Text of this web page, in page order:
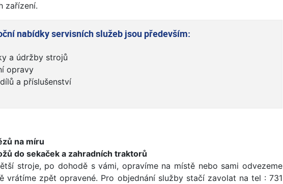
zařízení.
nabídky servisních služeb jsou především:
a údržby strojů
opravy
a příslušenství
na míru
do sekaček a zahradních traktorů
stroje, po dohodě s vámi, opravíme na místě nebo sami odvezeme
vrátíme zpět opravené. Pro objednání služby stačí zavolat na tel : 731